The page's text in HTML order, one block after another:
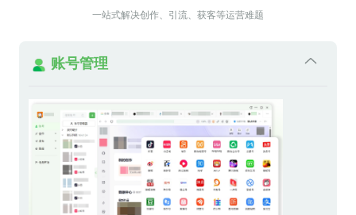
一站式解决创作、引流、获客等运营难题
账号管理